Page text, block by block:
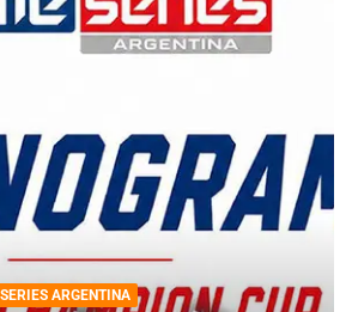
ARGENTINA